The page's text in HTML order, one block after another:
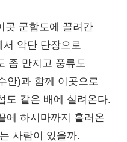
곳 군함도에 끌려간
악단 단장으로
좀 만지고 풍류도
안)과 함께 이곳으로
도 같은 배에 실려온다.
에 하시마까지 흘러온
사람이 있을까.